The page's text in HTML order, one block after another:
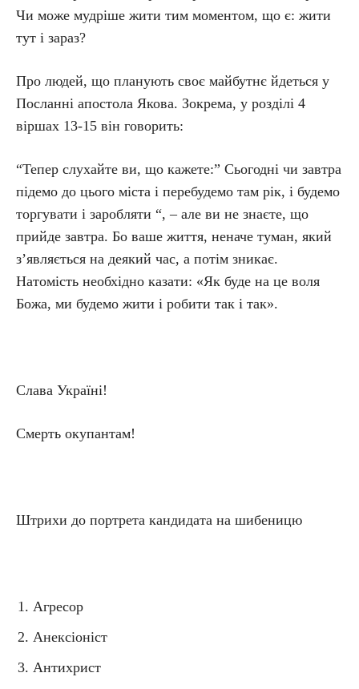
Чи може мудріше жити тим моментом, що є: жити
тут і зараз?
Про людей, що планують своє майбутнє йдеться у
Посланні апостола Якова. Зокрема, у розділі 4
віршах 13-15 він говорить:
“Тепер слухайте ви, що кажете:” Сьогодні чи завтра
підемо до цього міста і перебудемо там рік, і будемо
торгувати і заробляти “, – але ви не знаєте, що
прийде завтра. Бо ваше життя, неначе туман, який
з’являється на деякий час, а потім зникає.
Натомість необхідно казати: «Як буде на це воля
Божа, ми будемо жити і робити так і так».
Слава Україні!
Смерть окупантам!
Штрихи до портрета кандидата на шибеницю
Агресор
Анексіоніст
Антихрист